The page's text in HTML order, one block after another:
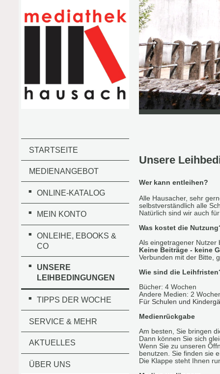
STARTSEITE
MEDIENANGEBOT
ONLINE-KATALOG
MEIN KONTO
ONLEIHE, EBOOKS &
CO
UNSERE
LEIHBEDINGUNGEN
TIPPS DER WOCHE
SERVICE & MEHR
AKTUELLES
ÜBER UNS
Unsere
Wer kann entleihen?
Alle Hausacher, sehr
selbstverständlich alle
Natürlich sind wir auch
Was kostet die
Als eingetragener Nutzer
Keine Beiträge - keine
Verbunden mit der Bitte,
Wie sind die
Bücher: 4 Wochen
Andere Medien: 2
Für Schulen und
Medienrückgabe
Am besten, Sie bringen
Dann können Sie sich
Wenn Sie zu unseren
benutzen. Sie finden sie
Die Klappe steht Ihnen